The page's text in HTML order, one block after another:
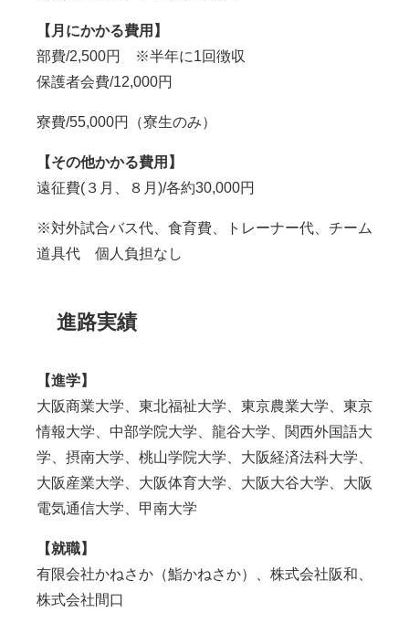
【月にかかる費用】
部費/2,500円 ※半年に1回徴収
保護者会費/12,000円
寮費/55,000円（寮生のみ）
【その他かかる費用】
遠征費(３月、８月)/各約30,000円
※対外試合バス代、食育費、トレーナー代、チーム
道具代 個人負担なし
進路実績
【進学】
大阪商業大学、東北福祉大学、東京農業大学、東京
情報大学、中部学院大学、龍谷大学、関西外国語大
学、摂南大学、桃山学院大学、大阪経済法科大学、
大阪産業大学、大阪体育大学、大阪大谷大学、大阪
電気通信大学、甲南大学
【就職】
有限会社かねさか（鮨かねさか）、株式会社阪和、
株式会社間口